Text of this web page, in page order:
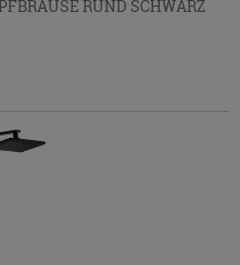
RUND SCHWARZ